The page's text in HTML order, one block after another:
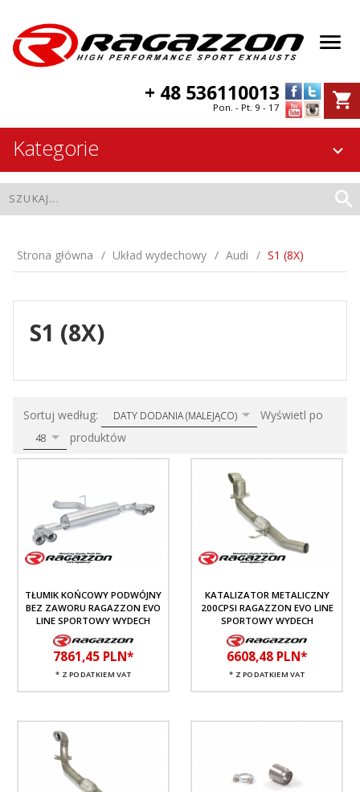
+ 48 536110013
Pon. - Pt. 9 - 17
Kategorie
Strona główna Układ wydechowy Audi S1 (8X)
S1 (8X)
Sortuj według: sortDATY DODANIA (MALEJĄCO) Wyświetl po
48 produktów
TŁUMIK KOŃCOWY PODWÓJNY
BEZ ZAWORU RAGAZZON EVO
LINE SPORTOWY WYDECH
7861,45 PLN*
* Z PODATKIEM VAT
KATALIZATOR METALICZNY
200CPSI RAGAZZON EVO LINE
SPORTOWY WYDECH
6608,48 PLN*
* Z PODATKIEM VAT